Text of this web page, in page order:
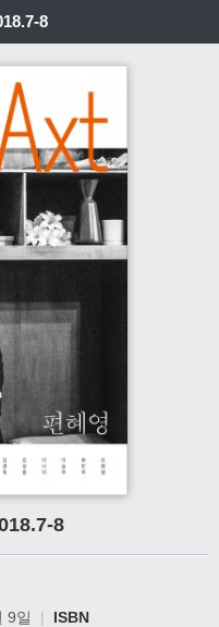
8
8
9일 |
ISBN